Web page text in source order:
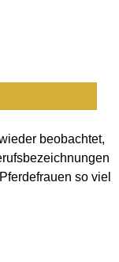
beobachtet,
so viel